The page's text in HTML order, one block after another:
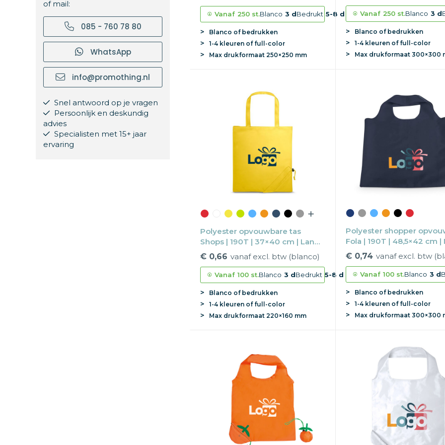
of mail:
085 - 760 78 80
WhatsApp
info@promothing.nl
Snel antwoord op je vragen
Persoonlijk en deskundig
advies
Specialisten met 15+ jaar
ervaring
Vanaf 250 st.Blanco 3 dBedrukt 5-8 d
Blanco of bedrukken
1-4 kleuren of full-color
Max drukformaat 250×250 mm
Vanaf 250 st.Blanco 3 d
Blanco of bedrukken
1-4 kleuren of full-color
Max drukformaat300×300
Polyester opvouwbare tas
Shops | 190T | 37×40 cm | Lange
hengsels
€ 0,66 vanaf excl. btw (blanco)
Vanaf 100 st.Blanco 3 dBedrukt 5-8 d
Blanco of bedrukken
1-4 kleuren of full-color
Max drukformaat 220×160 mm
Polyester shopper
Fola | 190T | 48,5×42 cm |
draaglussen
€ 0,74 vanaf excl. btw
Vanaf 100 st.Blanco 3 d
Blanco of bedrukken
1-4 kleuren of full-color
Max drukformaat300×300